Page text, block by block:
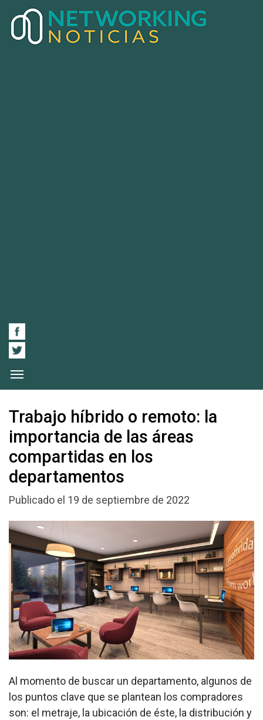
Trabajo híbrido o remoto: la
importancia de las áreas
compartidas en los
departamentos
Publicado el 19 de septiembre de 2022
Al momento de buscar un departamento, algunos de
los puntos clave que se plantean los compradores
son: el metraje, la ubicación de éste, la distribución y